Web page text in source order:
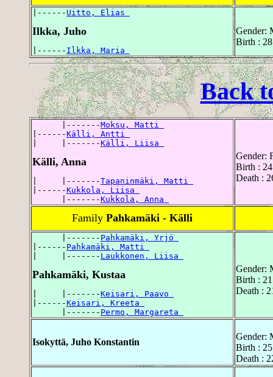
|------ Uitto, Elias
Ilkka, Juho
|------ Ilkka, Maria
Gender:
Birth :
Back
      |-------
Moksu, Matti
|------Källi, Antti
|     |-------Källi, Liisa
Källi, Anna
|     |-------Tapaninmäki, Matti
|------Kukkola, Liisa
      |-------
Kukkola, Anna
Gender:
Birth :
Death :
Family Pahkamäki - Källi
      |-------
Pahkamäki, Yrjö
|------ Pahkamäki, Matti
|     |------- Laukkonen, Liisa
Pahkamäki, Kustaa
|     |-------Keisari, Paavo
|------Keisari, Kreeta
      |-------
Permo, Margareta
Gender:
Birth :
Death :
Isokyttä, Juho Konstantin
Gender:
Birth :
Death :